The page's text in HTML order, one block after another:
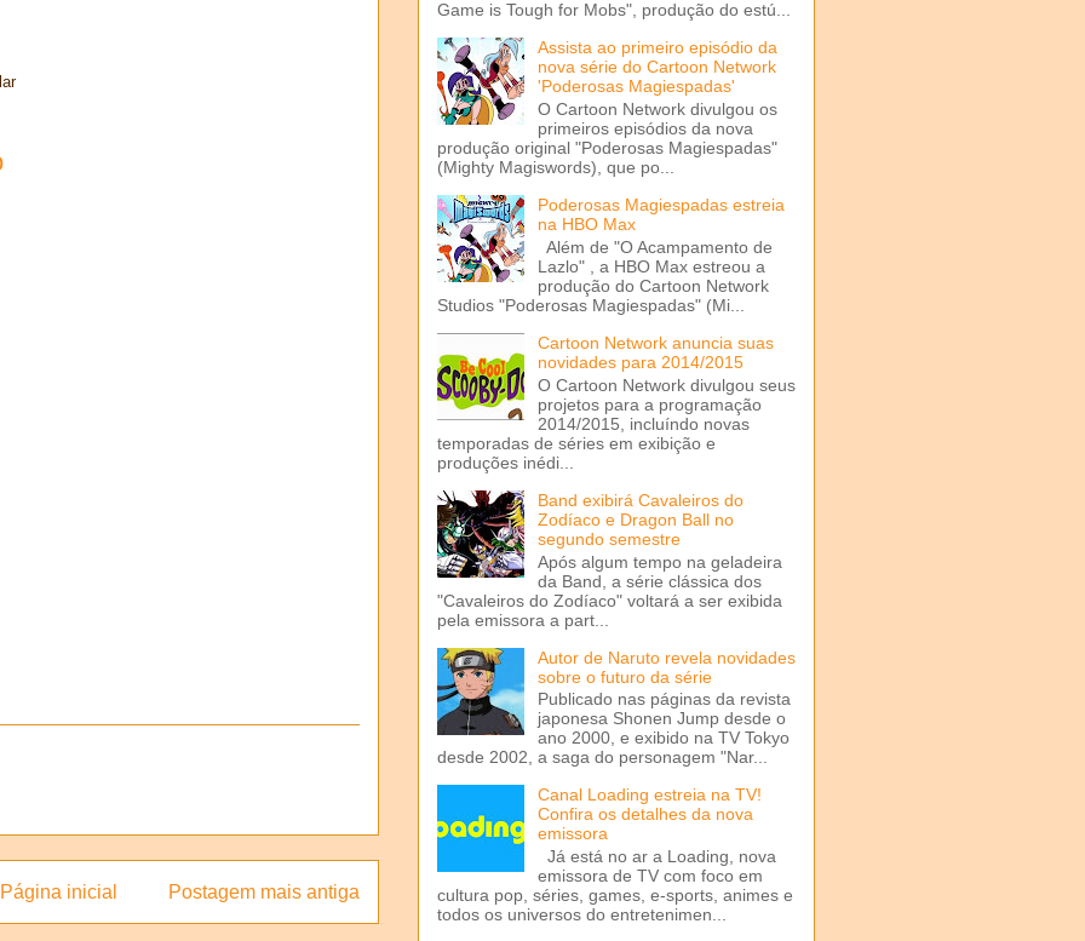
Postagem mais antiga
Página inicial
Game is Tough for Mobs", produção do estú...
Assista ao primeiro episódio da
nova série do Cartoon Network
'Poderosas Magiespadas'
O Cartoon Network divulgou os
primeiros episódios da nova
produção original "Poderosas Magiespadas"
(Mighty Magiswords), que po...
Poderosas Magiespadas estreia
na HBO Max
Além de "O Acampamento de
Lazlo" , a HBO Max estreou a
produção do Cartoon Network
Studios "Poderosas Magiespadas" (Mi...
Cartoon Network anuncia suas
novidades para 2014/2015
O Cartoon Network divulgou seus
projetos para a programação
2014/2015, incluíndo novas
temporadas de séries em exibição e
produções inédi...
Band exibirá Cavaleiros do
Zodíaco e Dragon Ball no
segundo semestre
Após algum tempo na geladeira
da Band, a série clássica dos
"Cavaleiros do Zodíaco" voltará a ser exibida
pela emissora a part...
Autor de Naruto revela novidades
sobre o futuro da série
Publicado nas páginas da revista
japonesa Shonen Jump desde o
ano 2000, e exibido na TV Tokyo
desde 2002, a saga do personagem "Nar...
Canal Loading estreia na TV!
Confira os detalhes da nova
emissora
Já está no ar a Loading, nova
emissora de TV com foco em
cultura pop, séries, games, e-sports, animes e
todos os universos do entretenimen...